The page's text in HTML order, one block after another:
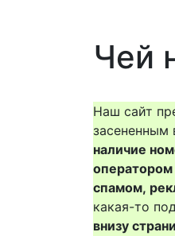
Чей
Наш сайт
засененным
наличие
оператором
спамом,
какая-то
внизу